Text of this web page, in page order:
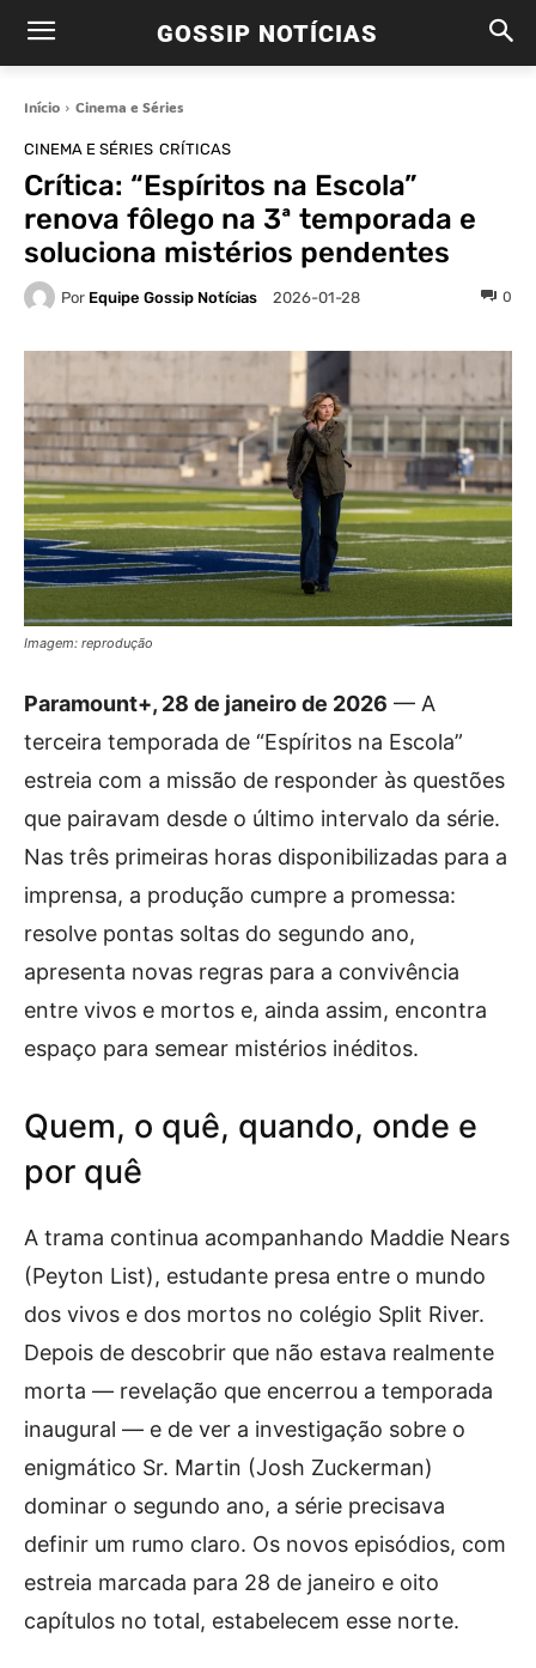
GOSSIP NOTÍCIAS
Início Cinema e Séries
CINEMA E SÉRIES CRÍTICAS
Crítica: “Espíritos na Escola”
renova fôlego na 3ª temporada e
soluciona mistérios pendentes
Por Equipe Gossip Notícias 2026-01-28 0
Imagem: reprodução
Paramount+, 28 de janeiro de 2026 — A
terceira temporada de “Espíritos na Escola”
estreia com a missão de responder às questões
que pairavam desde o último intervalo da série.
Nas três primeiras horas disponibilizadas para a
imprensa, a produção cumpre a promessa:
resolve pontas soltas do segundo ano,
apresenta novas regras para a convivência
entre vivos e mortos e, ainda assim, encontra
espaço para semear mistérios inéditos.
Quem, o quê, quando, onde e
por quê
A trama continua acompanhando Maddie Nears
(Peyton List), estudante presa entre o mundo
dos vivos e dos mortos no colégio Split River.
Depois de descobrir que não estava realmente
morta — revelação que encerrou a temporada
inaugural — e de ver a investigação sobre o
enigmático Sr. Martin (Josh Zuckerman)
dominar o segundo ano, a série precisava
definir um rumo claro. Os novos episódios, com
estreia marcada para 28 de janeiro e oito
capítulos no total, estabelecem esse norte.